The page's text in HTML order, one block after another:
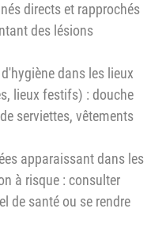
directs et rapprochés
des lésions
dans les lieux
lieux festifs) : douche
serviettes, vêtements
apparaissant dans les
à risque : consulter
de santé ou se rendre